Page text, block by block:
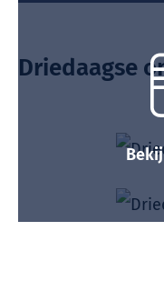
Driedaagse